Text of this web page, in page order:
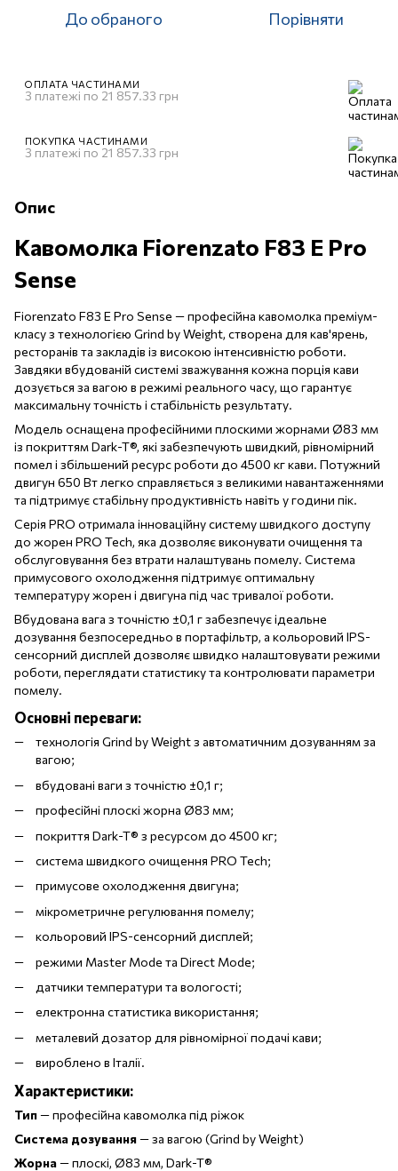
До обраного Порівняти
ОПЛАТА ЧАСТИНАМИ
3 платежі по 21 857.33 грн
ПОКУПКА ЧАСТИНАМИ
3 платежі по 21 857.33 грн
Опис
Кавомолка Fiorenzato F83 E Pro
Sense
Fiorenzato F83 E Pro Sense — професійна кавомолка преміум-
класу з технологією Grind by Weight, створена для кав'ярень,
ресторанів та закладів із високою інтенсивністю роботи.
Завдяки вбудованій системі зважування кожна порція кави
дозується за вагою в режимі реального часу, що гарантує
максимальну точність і стабільність результату.
Модель оснащена професійними плоскими жорнами Ø83 мм
із покриттям Dark-T®, які забезпечують швидкий, рівномірний
помел і збільшений ресурс роботи до 4500 кг кави. Потужний
двигун 650 Вт легко справляється з великими навантаженнями
та підтримує стабільну продуктивність навіть у години пік.
Серія PRO отримала інноваційну систему швидкого доступу
до жорен PRO Tech, яка дозволяє виконувати очищення та
обслуговування без втрати налаштувань помелу. Система
примусового охолодження підтримує оптимальну
температуру жорен і двигуна під час тривалої роботи.
Вбудована вага з точністю ±0,1 г забезпечує ідеальне
дозування безпосередньо в портафільтр, а кольоровий IPS-
сенсорний дисплей дозволяє швидко налаштовувати режими
роботи, переглядати статистику та контролювати параметри
помелу.
Основні переваги:
технологія Grind by Weight з автоматичним дозуванням за
вагою;
вбудовані ваги з точністю ±0,1 г;
професійні плоскі жорна Ø83 мм;
покриття Dark-T® з ресурсом до 4500 кг;
система швидкого очищення PRO Tech;
примусове охолодження двигуна;
мікрометричне регулювання помелу;
кольоровий IPS-сенсорний дисплей;
режими Master Mode та Direct Mode;
датчики температури та вологості;
електронна статистика використання;
металевий дозатор для рівномірної подачі кави;
вироблено в Італії.
Характеристики:
Тип— професійна кавомолка під ріжок
Система дозування— за вагою (Grind by Weight)
Жорна— плоскі, Ø83 мм, Dark-T®